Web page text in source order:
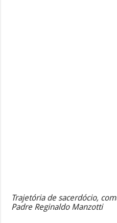
Trajetória de sacerdócio,
Padre Reginaldo Manzotti